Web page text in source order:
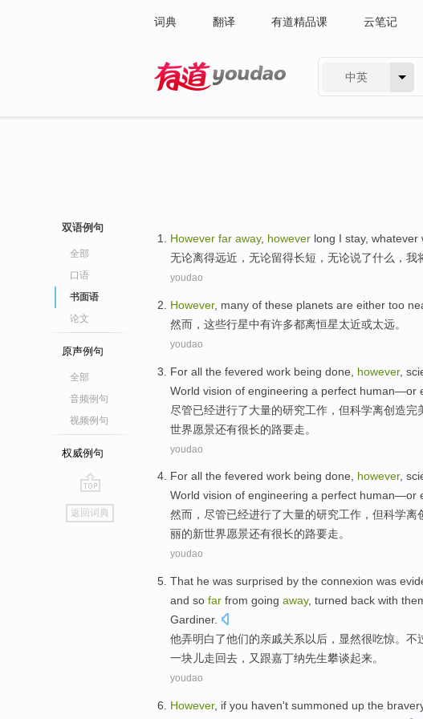
词典 翻译 有道精品课 云笔记
中英
双语例句
全部
口语
书面语
论文
原声例句
全部
音频例句
视频例句
权威例句
go
top
返回词典
However far away, however long I stay, whatever
无论离得远近， 无论留得长短 ，无论说了什么， 我
youdao
However, many of these planets are either too
然而 ， 这些行星中有许多都离恒星太近或太远。
youdao
For all the fevered work being done however,
World vision of engineering a perfect human—or
尽管已经进行了大量的研究工作， 但科学离创造完
世界愿景还有很长的路要走。
youdao
For all the fevered work being done, however,
World vision of engineering a perfect human—or
然而 ， 尽管已经进行了大量的研究工作 ，但科学离
丽的新世界愿景还有很长的路要走。
youdao
That he was surprised by the connexion was
and so far from going away, turned back with
Gardiner.
他弄明白了他们的亲戚关系以后， 显然很吃惊。 不
一块儿走回去， 又 跟嘉丁纳先生攀谈起来。
youdao
However, if you haven't summoned up the